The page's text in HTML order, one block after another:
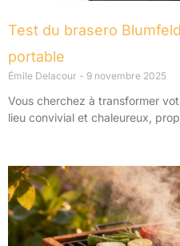
Test du brasero
portable
Émile Delacour 9 novembre 2025
Vous cherchez à transformer
lieu convivial et chaleureux,